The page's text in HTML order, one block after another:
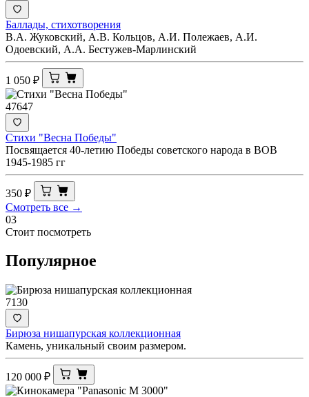
Баллады, стихотворения
В.А. Жуковский, А.В. Кольцов, А.И. Полежаев, А.И.
Одоевский, А.А. Бестужев-Марлинский
1 050 ₽
47647
Стихи "Весна Победы"
Посвящается 40-летию Победы советского народа в ВОВ
1945-1985 гг
350 ₽
Смотреть все →
03
Стоит посмотреть
Популярное
7130
Бирюза нишапурская коллекционная
Камень, уникальный своим размером.
120 000 ₽